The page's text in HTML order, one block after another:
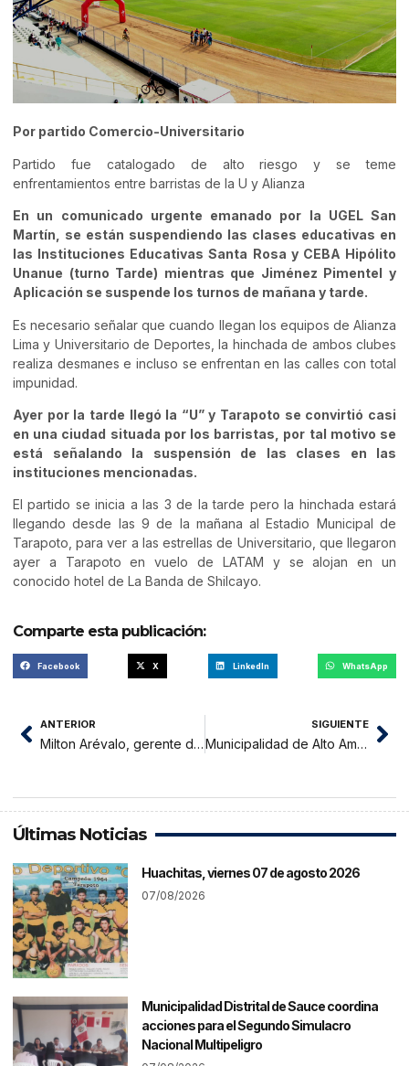
Por partido Comercio-Universitario
Partido fue catalogado de alto riesgo y se teme
enfrentamientos entre barristas de la U y Alianza
En un comunicado urgente emanado por la UGEL San
Martín, se están suspendiendo las clases educativas en
las Instituciones Educativas Santa Rosa y CEBA Hipólito
Unanue (turno Tarde) mientras que Jiménez Pimentel y
Aplicación se suspende los turnos de mañana y tarde.
Es necesario señalar que cuando llegan los equipos de Alianza
Lima y Universitario de Deportes, la hinchada de ambos clubes
realiza desmanes e incluso se enfrentan en las calles con total
impunidad.
Ayer por la tarde llegó la “U” y Tarapoto se convirtió casi
en una ciudad situada por los barristas, por tal motivo se
está señalando la suspensión de las clases en las
instituciones mencionadas.
El partido se inicia a las 3 de la tarde pero la hinchada estará
llegando desde las 9 de la mañana al Estadio Municipal de
Tarapoto, para ver a las estrellas de Universitario, que llegaron
ayer a Tarapoto en vuelo de LATAM y se alojan en un
conocido hotel de La Banda de Shilcayo.
Comparte esta publicación:
Facebook X LinkedIn WhatsApp
ANTERIOR
Milton Arévalo, gerente del PEAM: En 30 días se licitarán dos proyectos de irrigaciones
SIGUIENTE
Municipalidad de Alto Amazonas acuerda suscribir convenio con Municipalidad de Moyobamba, para carretera Balsapuerto – Moyobamba
Últimas Noticias
Huachitas, viernes 07 de agosto 2026
07/08/2026
Municipalidad Distrital de Sauce coordina
acciones para el Segundo Simulacro
Nacional Multipeligro